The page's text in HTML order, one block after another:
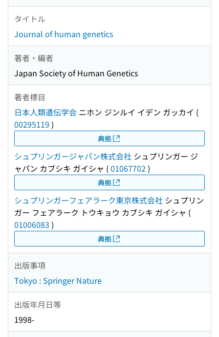
タイトル
Journal of human genetics
著者・編者
Japan Society of Human Genetics
著者標目
日本人類遺伝学会 ニホン ジンルイ イデン ガッカイ (
00295119 )
典拠
シュプリンガージャパン株式会社 シュプリンガー ジ
ャパン カブシキ ガイシャ (01067702 )
典拠
シュプリンガーフェアラーク東京株式会社 シュプリン
ガー フェアラーク トウキョウ カブシキ ガイシャ (
01006083 )
典拠
出版事項
Tokyo : Springer Nature
出版年月日等
1998-